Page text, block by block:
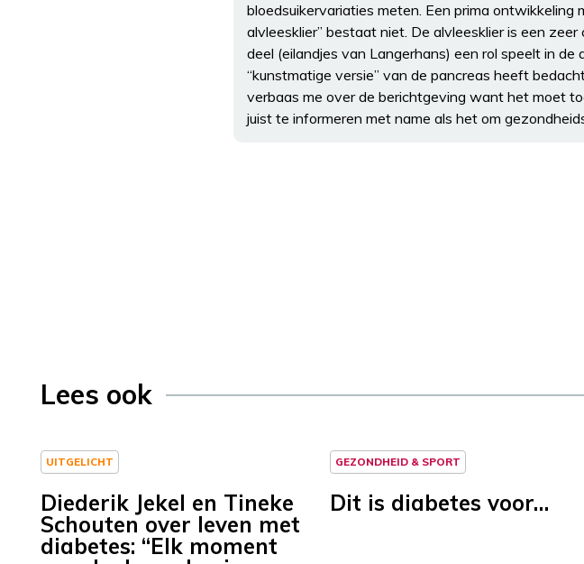
bloedsuikervariaties meten. Een prima
alvleesklier” bestaat niet. De alvleesklier is een
deel (eilandjes van Langerhans) een rol speelt in
“kunstmatige versie” van de pancreas heeft
verbaas me over de berichtgeving want het moet
juist te informeren met name als het om
Lees ook
UITGELICHT
Diederik Jekel en Tineke
Schouten over leven met
diabetes: “Elk moment
GEZONDHEID & SPORT
Dit is diabetes voor…